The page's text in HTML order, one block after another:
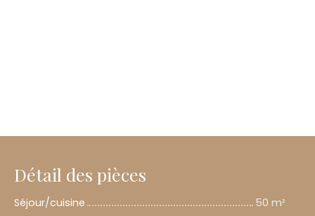
Détail des pièces
Séjour/cuisine
50 m²